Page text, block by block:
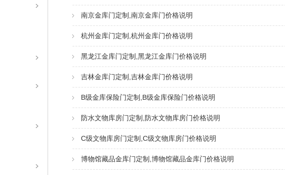
南京金库门定制,南京金库门价格说明
杭州金库门定制,杭州金库门价格说明
黑龙江金库门定制,黑龙江金库门价格说明
吉林金库门定制,吉林金库门价格说明
B级金库保险门定制,B级金库保险门价格说明
防水文物库房门定制,防水文物库房门价格说明
C级文物库房门定制,C级文物库房门价格说明
博物馆藏品金库门定制,博物馆藏品金库门价格说明